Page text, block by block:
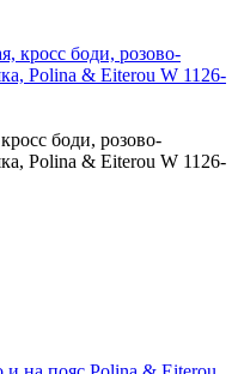
боди, розово-
Polina & Eiterou W 1126-